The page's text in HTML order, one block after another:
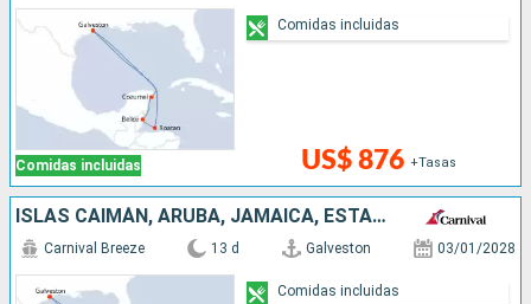
Comidas incluidas US$ 876 +Tasas
Comidas incluidas
ISLAS CAIMÁN, ARUBA, JAMAICA, ESTADOS UNIDOS
Carnival Breeze 13 d Galveston 03/01/2028
Comidas incluidas